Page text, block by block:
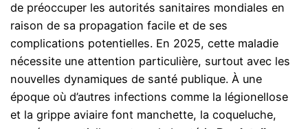
de préoccuper les autorités sanitaires mondiales en
raison de sa propagation facile et de ses
complications potentielles. En 2025, cette maladie
nécessite une attention particulière, surtout avec les
nouvelles dynamiques de santé publique. À une
époque où d’autres infections comme la légionellose
et la grippe aviaire font manchette, la coqueluche,